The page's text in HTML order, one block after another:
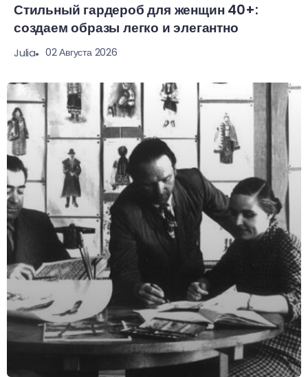
Стильный гардероб для женщин 40+:
создаем образы легко и элегантно
Julia 02 Августа 2026